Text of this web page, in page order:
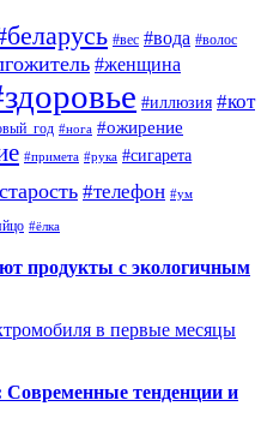
#вес #вода #волос
#женщина
#иллюзия #кот
#нога #ожирение
#примета #рука #сигарета
#телефон #ум
#ёлка
продукты с экологичным
в первые месяцы
тенденции и